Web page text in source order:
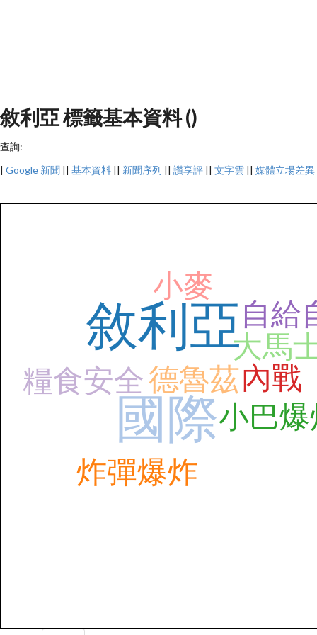
敘利亞 標籤基本資料 ()
查詢:
| Google 新聞 || 基本資料 || 新聞序列 || 讚享評 || 文字雲 || 媒體立場差異
敘利亞
國際
炸彈爆炸
德魯茲
小巴爆
大馬
內戰
小麥
自給
糧食安全